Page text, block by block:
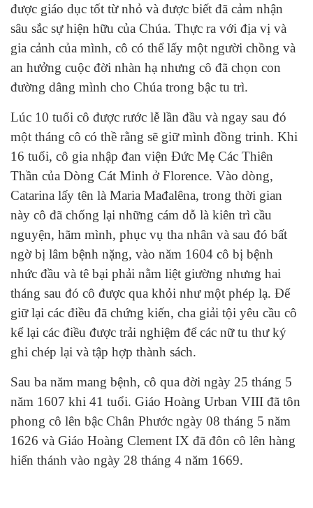
được giáo dục tốt từ nhỏ và được biết đã cảm nhận
sâu sắc sự hiện hữu của Chúa. Thực ra với địa vị và
gia cảnh của mình, cô có thể lấy một người chồng và
an hưởng cuộc đời nhàn hạ nhưng cô đã chọn con
đường dâng mình cho Chúa trong bậc tu trì.
Lúc 10 tuổi cô được rước lễ lần đầu và ngay sau đó
một tháng cô có thề rằng sẽ giữ mình đồng trinh. Khi
16 tuổi, cô gia nhập đan viện Đức Mẹ Các Thiên
Thần của Dòng Cát Minh ở Florence. Vào dòng,
Catarina lấy tên là Maria Mađalêna, trong thời gian
này cô đã chống lại những cám dỗ là kiên trì cầu
nguyện, hãm mình, phục vụ tha nhân và sau đó bất
ngờ bị lâm bệnh nặng, vào năm 1604 cô bị bệnh
nhức đầu và tê bại phải nằm liệt giường nhưng hai
tháng sau đó cô được qua khỏi như một phép lạ. Ðể
giữ lại các điều đã chứng kiến, cha giải tội yêu cầu cô
kể lại các điều được trải nghiệm để các nữ tu thư ký
ghi chép lại và tập hợp thành sách.
Sau ba năm mang bệnh, cô qua đời ngày 25 tháng 5
năm 1607 khi 41 tuổi. Giáo Hoàng Urban VIII đã tôn
phong cô lên bậc Chân Phước ngày 08 tháng 5 năm
1626 và Giáo Hoàng Clement IX đã đôn cô lên hàng
hiển thánh vào ngày 28 tháng 4 năm 1669.